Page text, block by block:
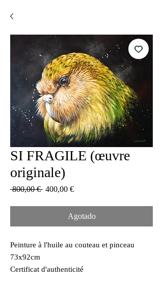
SI FRAGILE (œuvre
originale)
800,00 € Precio
400,00 €Precio
oferta
Agotado
Peinture à l'huile au couteau et pinceau
73x92cm
Certificat d'authenticité